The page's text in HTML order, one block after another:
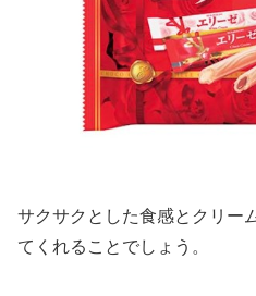
サクサクとした食感とクリー
てくれることでしょう。